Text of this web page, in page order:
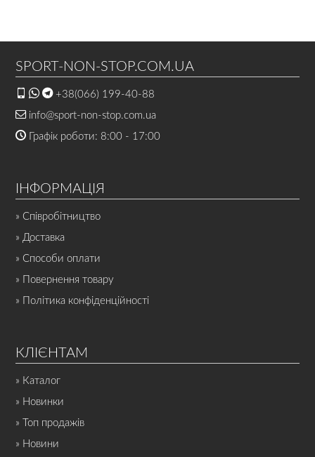
SPORT-NON-STOP.COM.UA
+38(066) 199-40-88
info@sport-non-stop.com.ua
Графік роботи: 8:00 - 17:00
ІНФОРМАЦІЯ
» Співробітництво
» Доставка
» Способи оплати
» Повернення товару
» Політика конфіденційності
КЛІЄНТАМ
» Каталог
» Новинки
» Топ продажів
» Новини